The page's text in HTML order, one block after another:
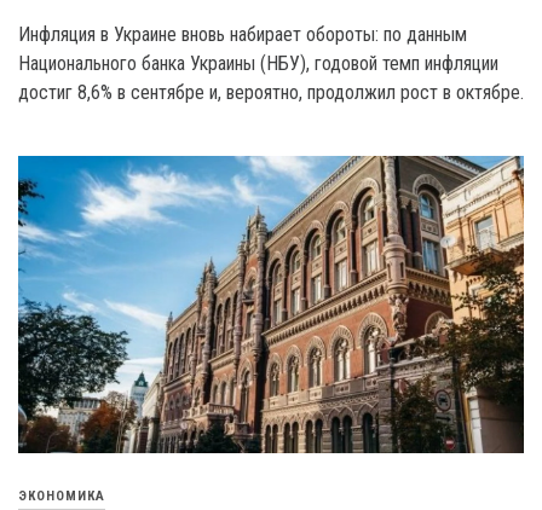
Инфляция в Украине вновь набирает обороты: по данным
Национального банка Украины (НБУ), годовой темп инфляции
достиг 8,6% в сентябре и, вероятно, продолжил рост в октябре.
ЭКОНОМИКА